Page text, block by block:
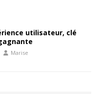
utilisateur, clé
Marise